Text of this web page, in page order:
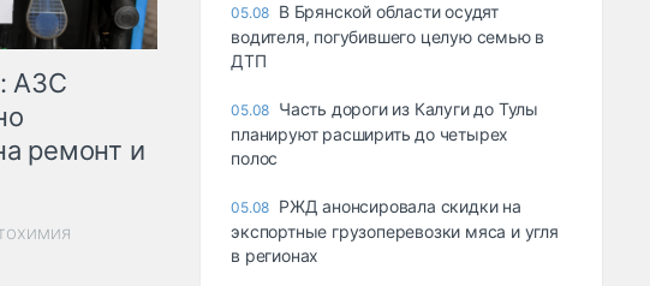
АЗС
ремонт и
05.08 В Брянской области осудят
водителя, погубившего целую семью в
ДТП
05.08 Часть дороги из Калуги до Тулы
планируют расширить до четырех
полос
05.08 РЖД анонсировала скидки на
экспортные грузоперевозки мяса и угля
в регионах